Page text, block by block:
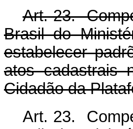
Art. 23.
Brasil do
estabelecer
atos cadastrais
Cidadão da
Art. 23.